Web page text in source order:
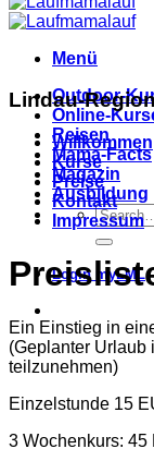
Menü
Outdoor-
Online-
Reisen
Mama-Facts
Magazin
Ausbildung
Login myLML
Lindau-
Willkommen
Kurse
Preise
Kontakt
Impressum
Ein Einstieg in
(Geplanter Urlaub
teilzunehmen)
Einzelstunde 15
3 Wochenkurs: 45